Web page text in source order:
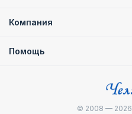
Компания
Помощь
© 2008 — 2026